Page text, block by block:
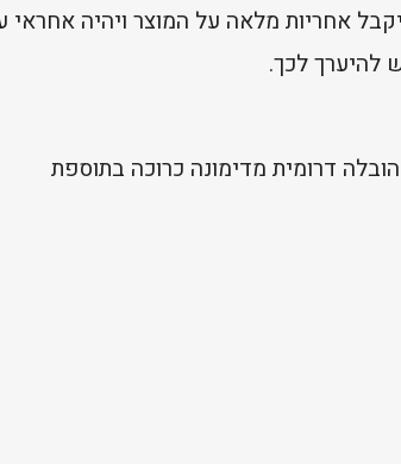
אחריות מלאה על המוצר ויהיה אחראי
להיערך לכך.
דרומית מדימונה כרוכה בתוספת